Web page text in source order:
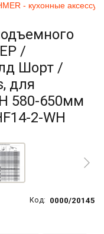
- кухонные
/
Шорт /
для
580-650мм
2-WH
Код: 0000/20145